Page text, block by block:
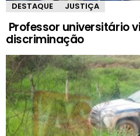
DESTAQUE JUSTIÇA
Professor universitário
discriminação